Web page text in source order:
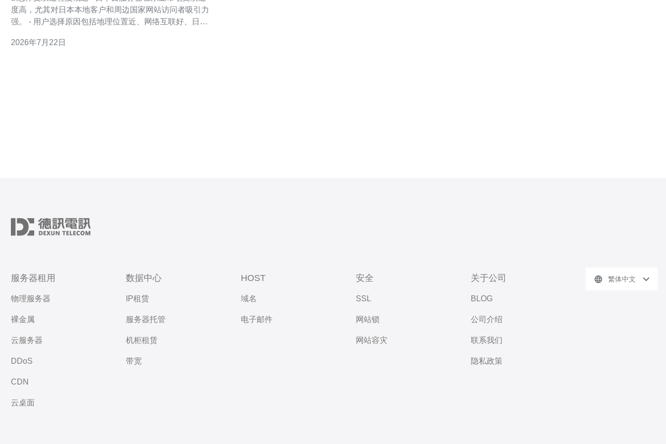
度高，尤其对日本本地客户和周边国家网站访问者吸引力
强。 - 用户选择原因包括地理位置近、网络互联好、日语/
站、跨境电商及镜像节点。 - 市场调查显示：约42%的亚
2026年7月22日
服务器租用
物理服务器
裸金属
云服务器
DDoS
CDN
云桌面
数据中心
IP租赁
服务器托管
机柜租赁
带宽
HOST
域名
电子邮件
安全
SSL
网站锁
网站容灾
关于公司
BLOG
公司介绍
联系我们
隐私政策
繁体中文